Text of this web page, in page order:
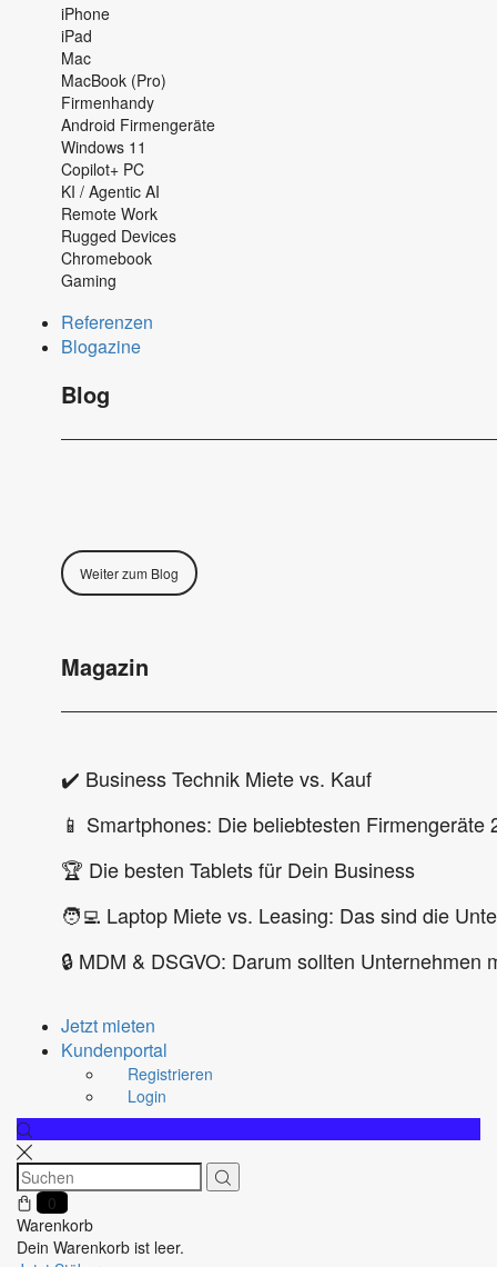
iPhone
iPad
Mac
MacBook (Pro)
Firmenhandy
Android Firmengeräte
Windows 11
Copilot+ PC
KI / Agentic AI
Remote Work
Rugged Devices
Chromebook
Gaming
Referenzen
Blogazine
Blog
Weiter zum Blog
Magazin
✔️ Business Technik Miete vs. Kauf
📱 Smartphones: Die beliebtesten Firmengeräte
🏆 Die besten Tablets für Dein Business
🧑‍💻 Laptop Miete vs. Leasing: Das sind die
🔒 MDM & DSGVO: Darum sollten
Jetzt mieten
Kundenportal
Registrieren
Login
0
Warenkorb
Dein Warenkorb ist leer.